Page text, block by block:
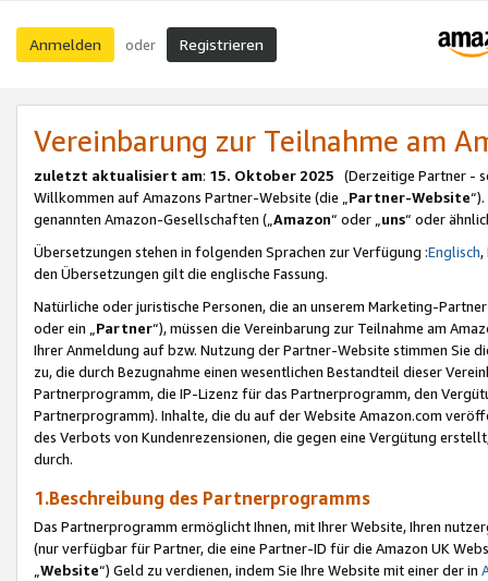
Anmelden oder Registrieren
Vereinbarung zur Teilnahme am
zuletzt aktualisiert am: 15. Oktober 2025 (Derzeitige Partner -
Willkommen auf Amazons Partner-Website (die „Partner-Website
genannten Amazon-Gesellschaften („Amazon“ oder „uns“ oder
Übersetzungen stehen in folgenden Sprachen zur Verfügung :Englisch,
den Übersetzungen gilt die englische Fassung.
Natürliche oder juristische Personen, die an unserem Marketing-
oder ein „Partner“), müssen die Vereinbarung zur Teilnahme am
Ihrer Anmeldung auf bzw. Nutzung der Partner-Website stimmen Sie
zu, die durch Bezugnahme einen wesentlichen Bestandteil dieser
Partnerprogramm, die IP-Lizenz für das Partnerprogramm, den
Partnerprogramm). Inhalte, die du auf der Website Amazon.com
des Verbots von Kundenrezensionen, die gegen eine Vergütung
durch.
1.Beschreibung des Partnerprogramms
Das Partnerprogramm ermöglicht Ihnen, mit Ihrer Website, Ihren
(nur verfügbar für Partner, die eine Partner-ID für die Amazon UK
Website“) Geld zu verdienen, indem Sie Ihre Website mit einer der in